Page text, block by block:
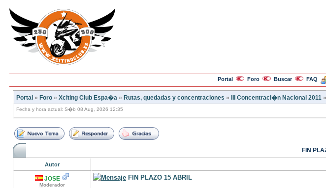
Portal Foro Buscar FAQ
Portal » Foro » Xciting Club Espa�a » Rutas, quedadas y concentraciones » III Concentraci�n Nacional 2011 »
Fecha y hora actual: S�b 08 Aug, 2026 12:35
FIN
Autor
JOSE
Moderador
FIN PLAZO 15 ABRIL